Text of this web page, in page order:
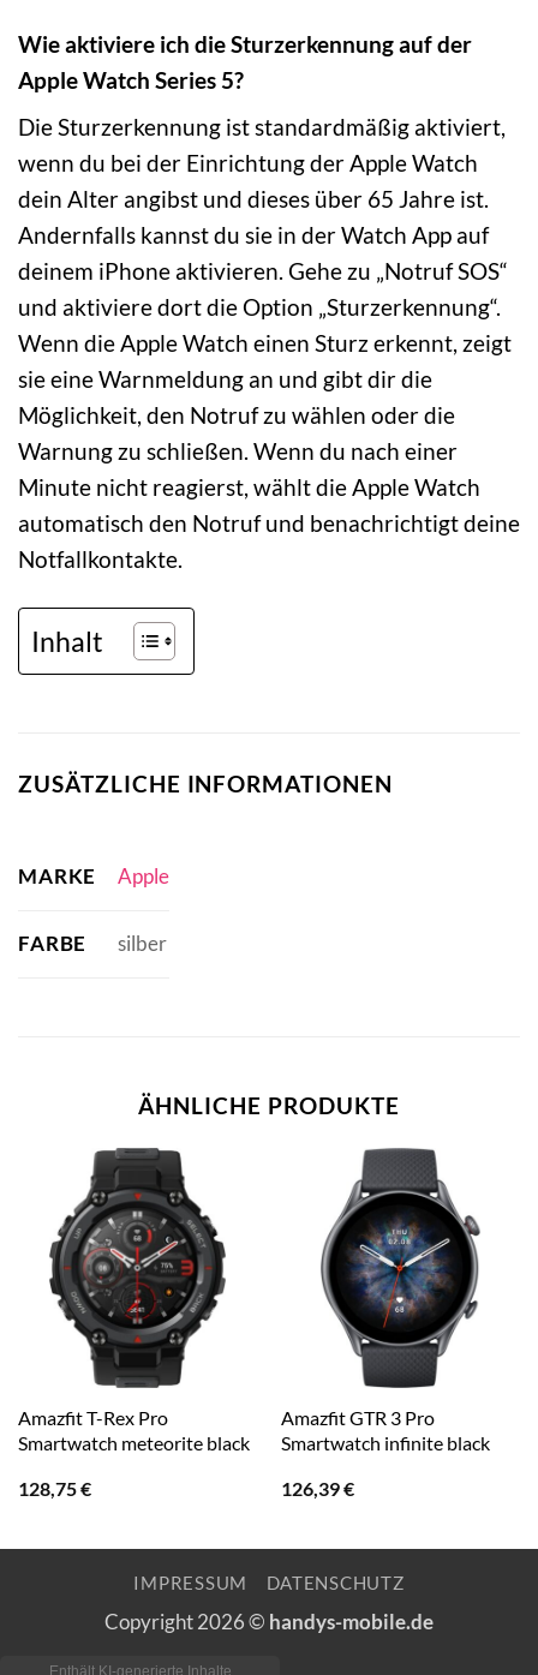
Wie aktiviere ich die Sturzerkennung auf der
Apple Watch Series 5?
Die Sturzerkennung ist standardmäßig aktiviert,
wenn du bei der Einrichtung der Apple Watch
dein Alter angibst und dieses über 65 Jahre ist.
Andernfalls kannst du sie in der Watch App auf
deinem iPhone aktivieren. Gehe zu „Notruf SOS“
und aktiviere dort die Option „Sturzerkennung“.
Wenn die Apple Watch einen Sturz erkennt, zeigt
sie eine Warnmeldung an und gibt dir die
Möglichkeit, den Notruf zu wählen oder die
Warnung zu schließen. Wenn du nach einer
Minute nicht reagierst, wählt die Apple Watch
automatisch den Notruf und benachrichtigt deine
Notfallkontakte.
Inhalt
ZUSÄTZLICHE INFORMATIONEN
MARKE Apple
FARBE silber
ÄHNLICHE PRODUKTE
Amazfit T-Rex Pro
Smartwatch meteorite black
128,75€
Amazfit GTR 3 Pro
Smartwatch infinite black
126,39€
IMPRESSUM DATENSCHUTZ
Copyright 2026 © handys-mobile.de